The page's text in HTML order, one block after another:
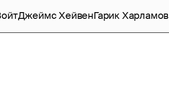
Джеймс ХейвенГарик Харламов